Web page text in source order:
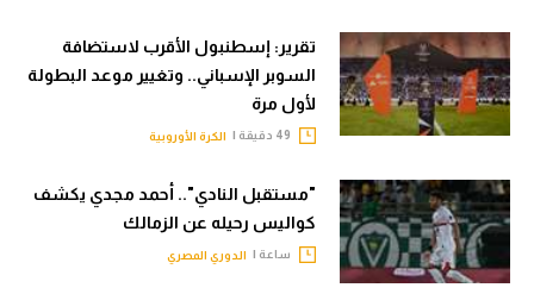
تقرير: إسطنبول الأقرب لاستضافة
السوبر الإسباني.. وتغيير موعد البطولة
لأول مرة
الكرة الأوروبية
"مستقبل النادي".. أحمد مجدي يكشف
كواليس رحيله عن الزمالك
ساعة | الدوري المصري